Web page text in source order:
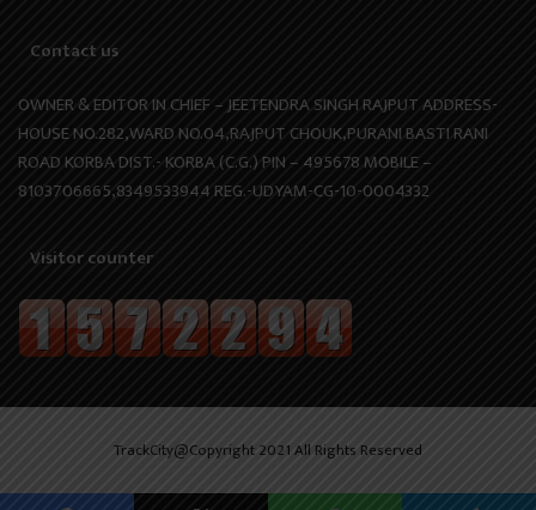
Contact us
OWNER & EDITOR IN CHIEF – JEETENDRA SINGH RAJPUT ADDRESS-
HOUSE NO.282,WARD NO.04,RAJPUT CHOUK,PURANI BASTI RANI
ROAD KORBA DIST.- KORBA (C.G.) PIN – 495678 MOBILE –
8103706665,8349533944 REG.-UDYAM-CG-10-0004332
Visitor counter
TrackCity@Copyright 2021 All Rights Reserved